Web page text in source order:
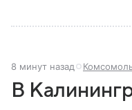
8 минут назад
В